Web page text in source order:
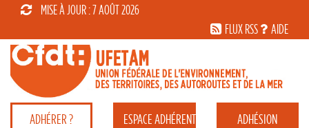
MISE À JOUR : 7 AOÛT 2026
FLUX RSS
AIDE
ADHÉRER ? ESPACEADHÉRENT ADHÉSION